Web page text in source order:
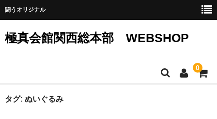
闘うオリジナル
極真会館関西総本部 WEBSHOP
0
SHOPホーム
タグ: ぬいぐるみ